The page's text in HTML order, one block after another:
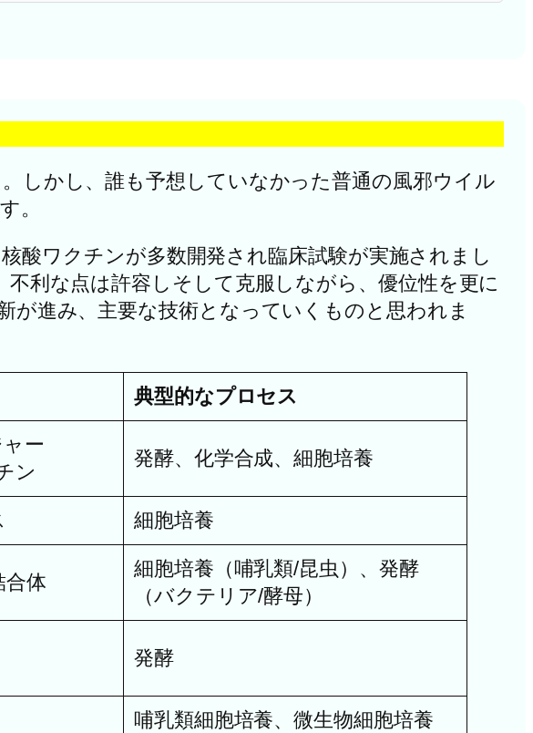
しかし、誰も予想していなかった普通の風邪ウイル
。
酸ワクチンが多数開発され臨床試験が実施されまし
利な点は許容しそして克服しながら、優位性を更に
進み、主要な技術となっていくものと思われま
典型的なプロセス
ー
ン
発酵、化学合成、細胞培養
細胞培養
合体
細胞培養（哺乳類/昆虫）、発酵
（バクテリア/酵母）
発酵
哺乳類細胞培養、微生物細胞培養